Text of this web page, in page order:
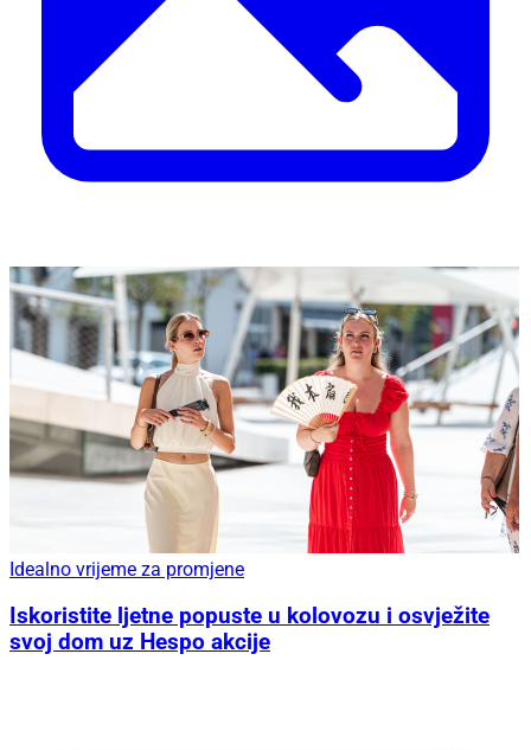
Idealno vrijeme za promjene
Iskoristite ljetne popuste u kolovozu i osvježite
svoj dom uz Hespo akcije